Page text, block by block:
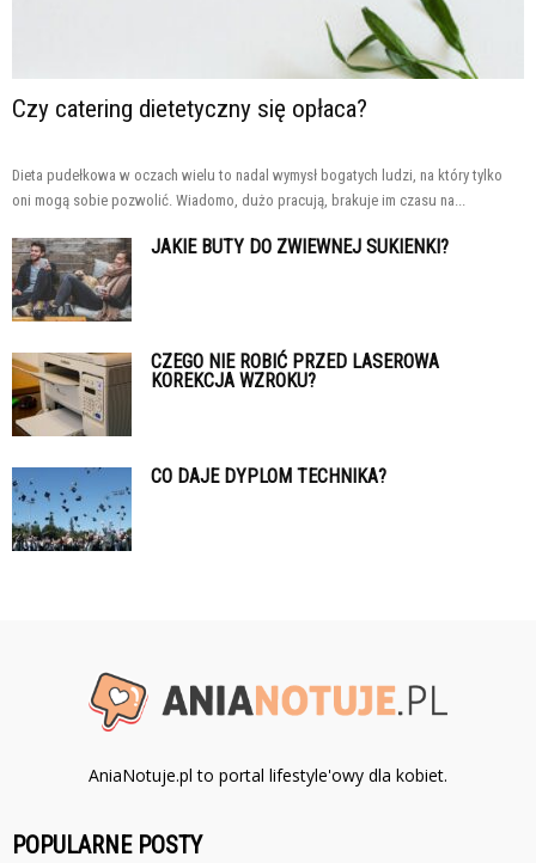
Czy catering dietetyczny się opłaca?
Dieta pudełkowa w oczach wielu to nadal wymysł bogatych ludzi, na który tylko
oni mogą sobie pozwolić. Wiadomo, dużo pracują, brakuje im czasu na...
JAKIE BUTY DO ZWIEWNEJ SUKIENKI?
CZEGO NIE ROBIĆ PRZED LASEROWA
KOREKCJA WZROKU?
CO DAJE DYPLOM TECHNIKA?
AniaNotuje.pl to portal lifestyle'owy dla kobiet.
POPULARNE POSTY